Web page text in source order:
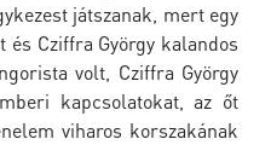
játszanak, mert egy
Cziffra György kalandos
volt, Cziffra György
kapcsolatokat, az őt
viharos korszakának